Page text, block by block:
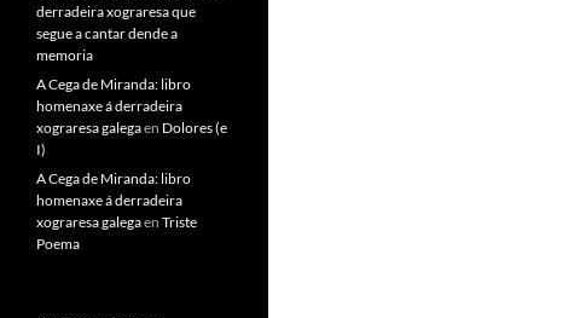
derradeira xograresa que
segue a cantar dende a
memoria
A Cega de Miranda: libro
homenaxe á derradeira
xograresa galegaen Dolores (e
I)
A Cega de Miranda: libro
homenaxe á derradeira
xograresa galegaen Triste
Poema